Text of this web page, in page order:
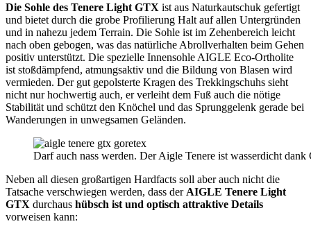
Die Sohle des Tenere Light GTX ist aus Naturkautschuk gefertigt
und bietet durch die grobe Profilierung Halt auf allen Untergründen
und in nahezu jedem Terrain. Die Sohle ist im Zehenbereich leicht
nach oben gebogen, was das natürliche Abrollverhalten beim Gehen
positiv unterstützt. Die spezielle Innensohle AIGLE Eco-Ortholite
ist stoßdämpfend, atmungsaktiv und die Bildung von Blasen wird
vermieden. Der gut gepolsterte Kragen des Trekkingschuhs sieht
nicht nur hochwertig auch, er verleiht dem Fuß auch die nötige
Stabilität und schützt den Knöchel und das Sprunggelenk gerade bei
Wanderungen in unwegsamen Geländen.
Darf auch nass werden. Der Aigle Tenere ist wasserdicht dank
Neben all diesen großartigen Hardfacts soll aber auch nicht die
Tatsache verschwiegen werden, dass der AIGLE Tenere Light
GTX durchaus hübsch ist und optisch attraktive Details
vorweisen kann: